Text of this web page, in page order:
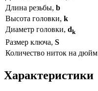
Длина резьбы, b
Высота головки, k
Диаметр головки, dk
Размер ключа, S
Количество ниток на дюйм
Характеристики